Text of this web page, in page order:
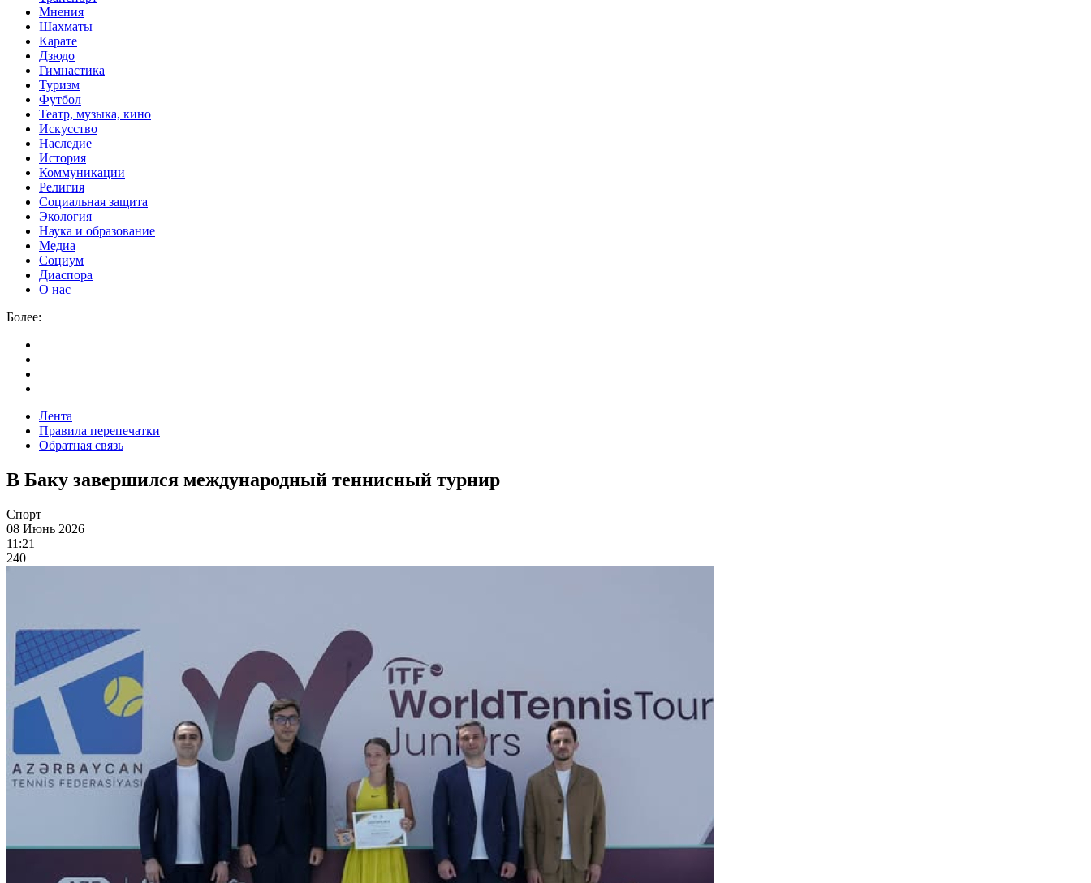
Мнения
Шахматы
Карате
Дзюдо
Гимнастика
Туризм
Футбол
Театр, музыка, кино
Искусство
Наследие
История
Коммуникации
Религия
Социальная защита
Экология
Наука и образование
Медиа
Социум
Диаспора
О нас
Более:
Лента
Правила перепечатки
Обратная связь
В Баку завершился международный теннисный турнир
Спорт
08 Июнь 2026
11:21
240